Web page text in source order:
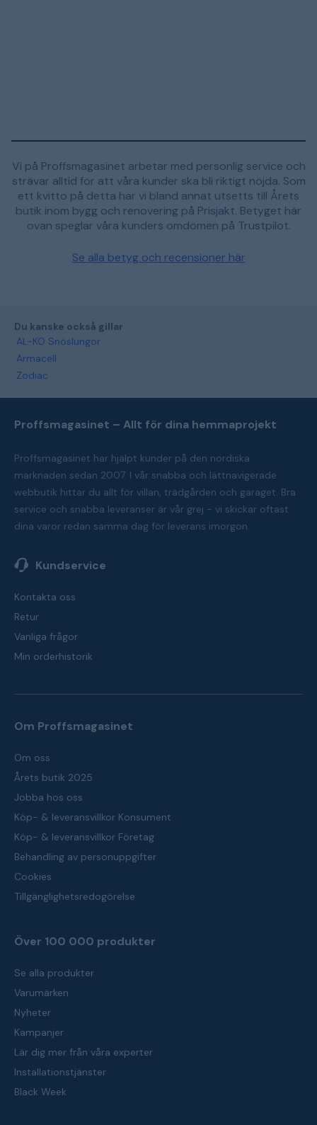
Vi på Proffsmagasinet arbetar med personlig service och
strävar alltid för att våra kunder ska bli riktigt nöjda. Som
ett kvitto på detta har vi bland annat utsetts till Årets
butik inom bygg och renovering på Prisjakt. Betyget här
ovan speglar våra kunders omdömen på Trustpilot.
Se alla betyg och recensioner här
Du kanske också gillar
AL-KO Snöslungor
Armacell
Zodiac
Proffsmagasinet – Allt för dina hemmaprojekt
Proffsmagasinet har hjälpt kunder på den nordiska
marknaden sedan 2007. I vår snabba och lättnavigerade
webbutik hittar du allt för villan, trädgården och garaget. Bra
service och snabba leveranser är vår grej - vi skickar oftast
dina varor redan samma dag för leverans imorgon.
Kundservice
Kontakta oss
Retur
Vanliga frågor
Min orderhistorik
Om Proffsmagasinet
Om oss
Årets butik 2025
Jobba hos oss
Köp- & leveransvillkor Konsument
Köp- & leveransvillkor Företag
Behandling av personuppgifter
Cookies
Tillgänglighetsredogörelse
Över 100 000 produkter
Se alla produkter
Varumärken
Nyheter
Kampanjer
Lär dig mer från våra experter
Installationstjänster
Black Week